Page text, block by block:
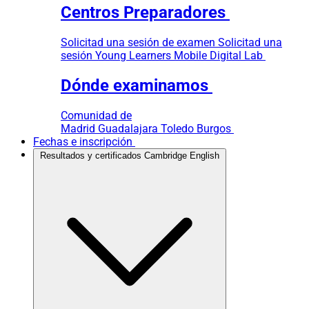
Centros Preparadores
Solicitad una sesión de examen Solicitad una
sesión Young Learners Mobile Digital Lab
Dónde examinamos
Comunidad de
Madrid Guadalajara Toledo Burgos
Fechas e inscripción